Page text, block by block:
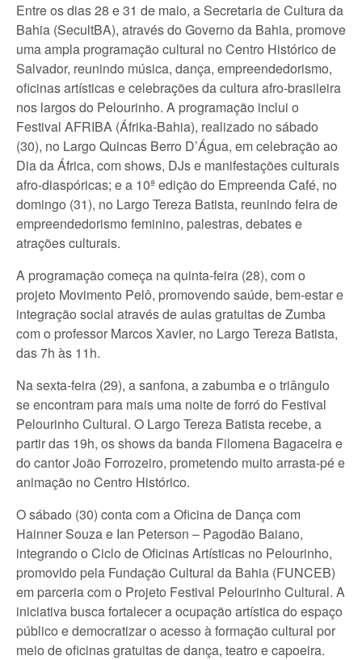
Entre os dias 28 e 31 de maio, a Secretaria de Cultura da
Bahia (SecultBA), através do Governo da Bahia, promove
uma ampla programação cultural no Centro Histórico de
Salvador, reunindo música, dança, empreendedorismo,
oficinas artísticas e celebrações da cultura afro-brasileira
nos largos do Pelourinho. A programação inclui o
Festival AFRIBA (Áfrika-Bahia), realizado no sábado
(30), no Largo Quincas Berro D’Água, em celebração ao
Dia da África, com shows, DJs e manifestações culturais
afro-diaspóricas; e a 10ª edição do Empreenda Café, no
domingo (31), no Largo Tereza Batista, reunindo feira de
empreendedorismo feminino, palestras, debates e
atrações culturais.
A programação começa na quinta-feira (28), com o
projeto Movimento Pelô, promovendo saúde, bem-estar e
integração social através de aulas gratuitas de Zumba
com o professor Marcos Xavier, no Largo Tereza Batista,
das 7h às 11h.
Na sexta-feira (29), a sanfona, a zabumba e o triângulo
se encontram para mais uma noite de forró do Festival
Pelourinho Cultural. O Largo Tereza Batista recebe, a
partir das 19h, os shows da banda Filomena Bagaceira e
do cantor João Forrozeiro, prometendo muito arrasta-pé e
animação no Centro Histórico.
O sábado (30) conta com a Oficina de Dança com
Hainner Souza e Ian Peterson – Pagodão Baiano,
integrando o Ciclo de Oficinas Artísticas no Pelourinho,
promovido pela Fundação Cultural da Bahia (FUNCEB)
em parceria com o Projeto Festival Pelourinho Cultural. A
iniciativa busca fortalecer a ocupação artística do espaço
público e democratizar o acesso à formação cultural por
meio de oficinas gratuitas de dança, teatro e capoeira.